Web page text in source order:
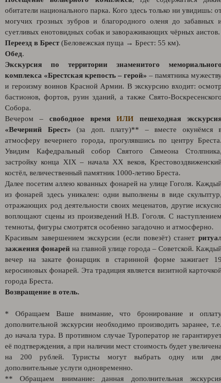
обитатели национального парка. Кого здесь только ни увидишь:
могучих грозных зубров и благородного оленя до забавных
суетливых енотовидных собак и завораживающих чёрных аистов.
Переезд в Брест(Беловежская пуща → Брест: 55 км).
Обед.
Экскурсия по территории знаменитого
комплекса «Брестская крепость – герой» – памятника
и героизму воинов Красной Армии. В экскурсию входит:
бастионов, фортов, руин зданий, а также Свято-
Собора.
Вечером – свободное время ИЛИ пешеходная
«Вечерний Брест» (за доп. плату)** – вместе окунёмся
атмосферу вечернего города, прогулявшись по центру
Увидим Кафедральный собор Святого Симеона
застройку конца XIX – начала XX веков,
костёл, величественный памятник 1000-летию Бреста.
Далее посетим аллею кованных фонарей на улице Гоголя.
из фонарей здесь уникален: одни выполнены в виде
отражающих род деятельности своих меценатов, другие
воплощают сцены из произведений Н.В. Гоголя. С
темноты, фигуры смотрятся особенно загадочно и атмосферно.
Красивым завершением экскурсии (если повезёт) станет
зажжения фонарей на главной улице города – Советской.
вечер на закате фонарщик в старинной форме зажигает
керосиновых фонарей. Эта традиция является визитной
города Бреста.
Возвращение в отель.
* Обращаем Ваше внимание, что бронирование и
дополнительной экскурсии необходимо производить заранее,
до начала тура. В противном случае Туроператор не
её подтверждения, а при наличии мест стоимость будет
на 200 рублей. Туристы могут выбрать одну или
дополнительные услуги одновременно.
** Обращаем внимание: данная дополнительная